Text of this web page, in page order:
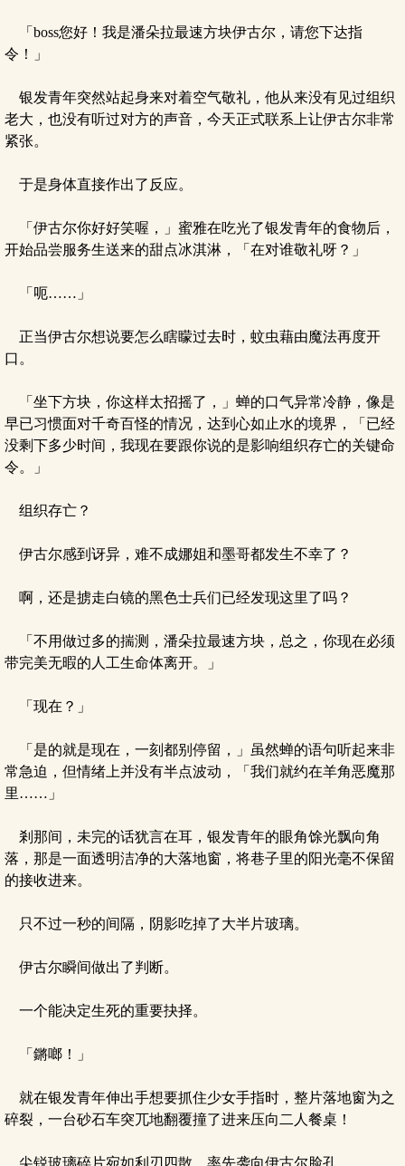
「boss您好！我是潘朵拉最速方块伊古尔，请您下达指
令！」
银发青年突然站起身来对着空气敬礼，他从来没有见过组织
老大，也没有听过对方的声音，今天正式联系上让伊古尔非常
紧张。
于是身体直接作出了反应。
「伊古尔你好好笑喔，」蜜雅在吃光了银发青年的食物后，
开始品尝服务生送来的甜点冰淇淋，「在对谁敬礼呀？」
「呃……」
正当伊古尔想说要怎么瞎矇过去时，蚊虫藉由魔法再度开
口。
「坐下方块，你这样太招摇了，」蝉的口气异常冷静，像是
早已习惯面对千奇百怪的情况，达到心如止水的境界，「已经
没剩下多少时间，我现在要跟你说的是影响组织存亡的关键命
令。」
组织存亡？
伊古尔感到讶异，难不成娜姐和墨哥都发生不幸了？
啊，还是掳走白镜的黑色士兵们已经发现这里了吗？
「不用做过多的揣测，潘朵拉最速方块，总之，你现在必须
带完美无暇的人工生命体离开。」
「现在？」
「是的就是现在，一刻都别停留，」虽然蝉的语句听起来非
常急迫，但情绪上并没有半点波动，「我们就约在羊角恶魔那
里……」
剎那间，未完的话犹言在耳，银发青年的眼角馀光飘向角
落，那是一面透明洁净的大落地窗，将巷子里的阳光毫不保留
的接收进来。
只不过一秒的间隔，阴影吃掉了大半片玻璃。
伊古尔瞬间做出了判断。
一个能决定生死的重要抉择。
「鏘啷！」
就在银发青年伸出手想要抓住少女手指时，整片落地窗为之
碎裂，一台砂石车突兀地翻覆撞了进来压向二人餐桌！
尖锐玻璃碎片宛如利刃四散，率先袭向伊古尔脸孔。